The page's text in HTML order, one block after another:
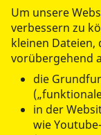
FREIWILLIG
ÜBER UNS
Um unsere
verbessern zu
kleinen Dateien,
vorübergehend
die
in der
wie